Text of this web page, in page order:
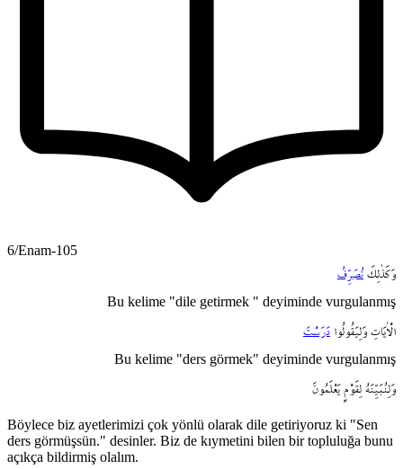
6/Enam-105
وَكَذٰلِكَ نُصَرِّفُ
Bu kelime "dile getirmek " deyiminde vurgulanmış
الْاٰيَاتِ وَلِيَقُولُوا دَرَسْتَ
Bu kelime "ders görmek" deyiminde vurgulanmış
وَلِنُبَيِّنَهُ لِقَوْمٍ يَعْلَمُونَ
Böylece biz ayetlerimizi çok yönlü olarak dile getiriyoruz ki "Sen
ders görmüşsün." desinler. Biz de kıymetini bilen bir topluluğa bunu
açıkça bildirmiş olalım.